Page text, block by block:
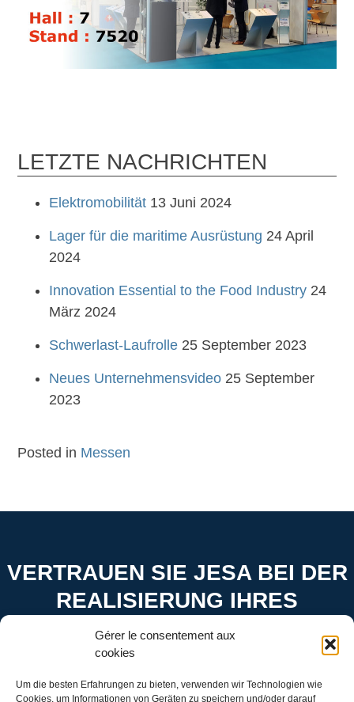
Gérer le consentement aux
cookies
Um die besten Erfahrungen zu bieten, verwenden wir Technologien wie
Cookies, um Informationen von Geräten zu speichern und/oder darauf
LETZTE NACHRICHTEN
Elektromobilität 13 Juni 2024
Lager für die maritime Ausrüstung 24 April
2024
Innovation Essential to the Food Industry 24
März 2024
Schwerlast-Laufrolle 25 September 2023
Neues Unternehmensvideo 25 September
2023
Posted in Messen
VERTRAUEN SIE JESA BEI DER
REALISIERUNG IHRES
PROJEKTS
Ihrer Ideen